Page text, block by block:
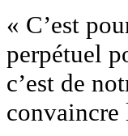
« C’est
perpétuel
c’est de
convaincre